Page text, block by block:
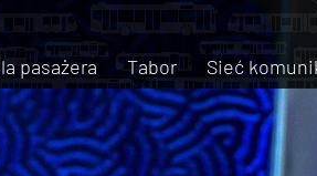
pasażera Tabor Sieć